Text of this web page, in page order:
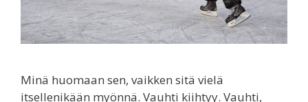
Minä huomaan sen, vaikken sitä vielä
itsellenikään myönnä. Vauhti kiihtyy. Vauhti,